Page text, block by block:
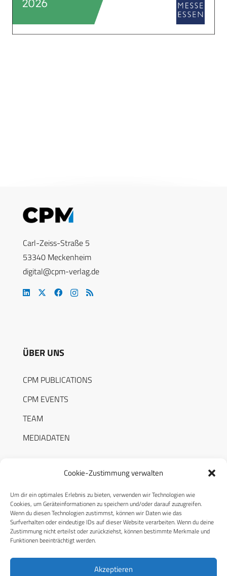
Cookie-Zustimmung verwalten
Um dir ein optimales Erlebnis zu bieten, verwenden wir Technologien wie
Cookies, um Geräteinformationen zu speichern und/oder darauf zuzugreifen.
Wenn du diesen Technologien zustimmst, können wir Daten wie das
Surfverhalten oder eindeutige IDs auf dieser Website verarbeiten. Wenn du deine
Zustimmung nicht erteilst oder zurückziehst, können bestimmte Merkmale und
Funktionen beeinträchtigt werden.
Akzeptieren
Carl-Zeiss-Straße 5
53340 Meckenheim
digital@cpm-verlag.de
ÜBER UNS
CPM PUBLICATIONS
CPM EVENTS
TEAM
MEDIADATEN
RECHTLICHES
Datenschutzerklärung
Cookie-Richtlinie (EU)